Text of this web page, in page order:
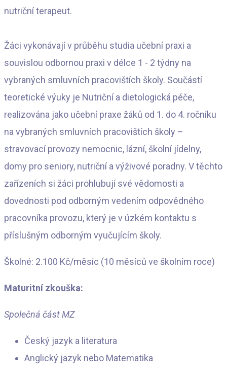
nutriční terapeut.
Žáci vykonávají v průběhu studia učební praxi a
souvislou odbornou praxi v délce 1 - 2 týdny na
vybraných smluvních pracovištích školy. Součástí
teoretické výuky je Nutriční a dietologická péče,
realizována jako učební praxe žáků od 1. do 4. ročníku
na vybraných smluvních pracovištích školy –
stravovací provozy nemocnic, lázní, školní jídelny,
domy pro seniory, nutriční a výživové poradny. V těchto
zařízeních si žáci prohlubují své vědomosti a
dovednosti pod odborným vedením odpovědného
pracovníka provozu, který je v úzkém kontaktu s
příslušným odborným vyučujícím školy.
Školné: 2.100 Kč/měsíc (10 měsíců ve školním roce)
Maturitní zkouška:
Společná část MZ
Český jazyk a literatura
Anglický jazyk nebo Matematika